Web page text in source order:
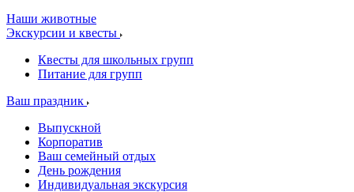
Наши животные
Экскурсии и квесты
Квесты для школьных групп
Питание для групп
Ваш праздник
Выпускной
Корпоратив
Ваш семейный отдых
День рождения
Индивидуальная экскурсия